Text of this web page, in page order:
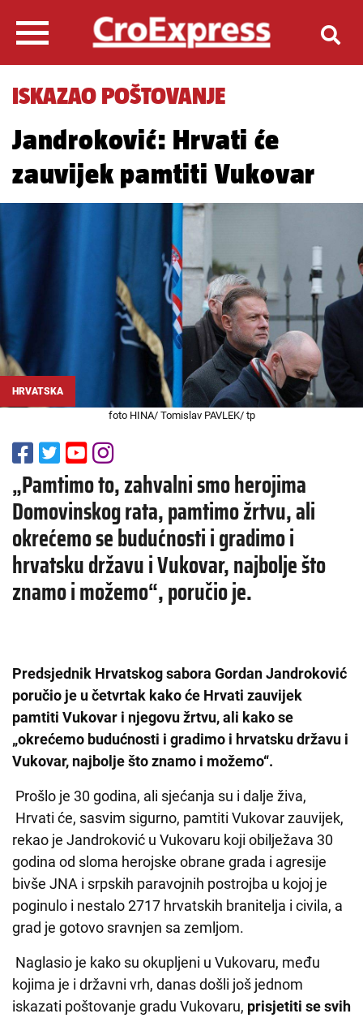
ISKAZAO POŠTOVANJE
Jandroković: Hrvati će
zauvijek pamtiti Vukovar
HRVATSKA
foto HINA/ Tomislav PAVLEK/ tp
„Pamtimo to, zahvalni smo herojima
Domovinskog rata, pamtimo žrtvu, ali
okrećemo se budućnosti i gradimo i
hrvatsku državu i Vukovar, najbolje što
znamo i možemo“, poručio je.
Predsjednik Hrvatskog sabora Gordan Jandroković
poručio je u četvrtak kako će Hrvati zauvijek
pamtiti Vukovar i njegovu žrtvu, ali kako se
„okrećemo budućnosti i gradimo i hrvatsku državu i
Vukovar, najbolje što znamo i možemo“.
Prošlo je 30 godina, ali sjećanja su i dalje živa,
Hrvati će, sasvim sigurno, pamtiti Vukovar zauvijek,
rekao je Jandroković u Vukovaru koji obilježava 30
godina od sloma herojske obrane grada i agresije
bivše JNA i srpskih paravojnih postrojba u kojoj je
poginulo i nestalo 2717 hrvatskih branitelja i civila, a
grad je gotovo sravnjen sa zemljom.
Naglasio je kako su okupljeni u Vukovaru, među
kojima je i državni vrh, danas došli još jednom
iskazati poštovanje gradu Vukovaru, prisjetiti se svih